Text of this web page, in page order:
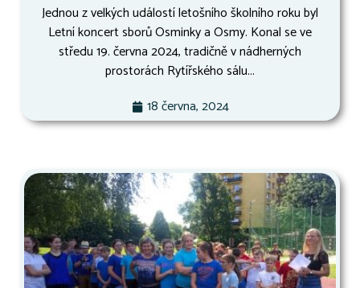
Jednou z velkých událostí letošního školního roku byl
Letní koncert sborů Osminky a Osmy. Konal se ve
středu 19. června 2024, tradičně v nádherných
prostorách Rytířského sálu...
18 června, 2024